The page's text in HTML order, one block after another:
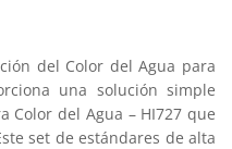
del Color del Agua para
una solución simple
Color del Agua – HI727 que
set de estándares de alta